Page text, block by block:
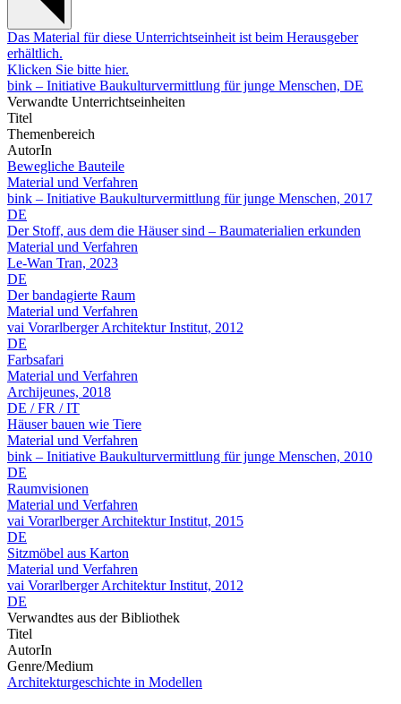
Das Material für diese Unterrichtseinheit ist beim Herausgeber
erhältlich.
Klicken Sie bitte hier.
bink – Initiative Baukulturvermittlung für junge Menschen, DE
Verwandte Unterrichtseinheiten
Titel
Themenbereich
AutorIn
Bewegliche Bauteile
Material und Verfahren
bink – Initiative Baukulturvermittlung für junge Menschen, 2017
DE
Der Stoff, aus dem die Häuser sind – Baumaterialien erkunden
Material und Verfahren
Le-Wan Tran, 2023
DE
Der bandagierte Raum
Material und Verfahren
vai Vorarlberger Architektur Institut, 2012
DE
Farbsafari
Material und Verfahren
Archijeunes, 2018
DE / FR / IT
Häuser bauen wie Tiere
Material und Verfahren
bink – Initiative Baukulturvermittlung für junge Menschen, 2010
DE
Raumvisionen
Material und Verfahren
vai Vorarlberger Architektur Institut, 2015
DE
Sitzmöbel aus Karton
Material und Verfahren
vai Vorarlberger Architektur Institut, 2012
DE
Verwandtes aus der Bibliothek
Titel
AutorIn
Genre/Medium
Architekturgeschichte in Modellen